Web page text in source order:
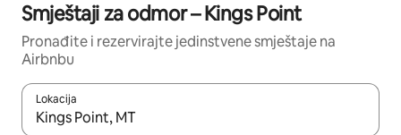
Smještaji za odmor – Kings Point
Pronađite i rezervirajte jedinstvene smještaje na
Airbnbu
Lokacija
Kada budu dostupni rezultati, moći ćete ih pregledati